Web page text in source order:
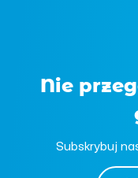
Nie
Subskrybuj